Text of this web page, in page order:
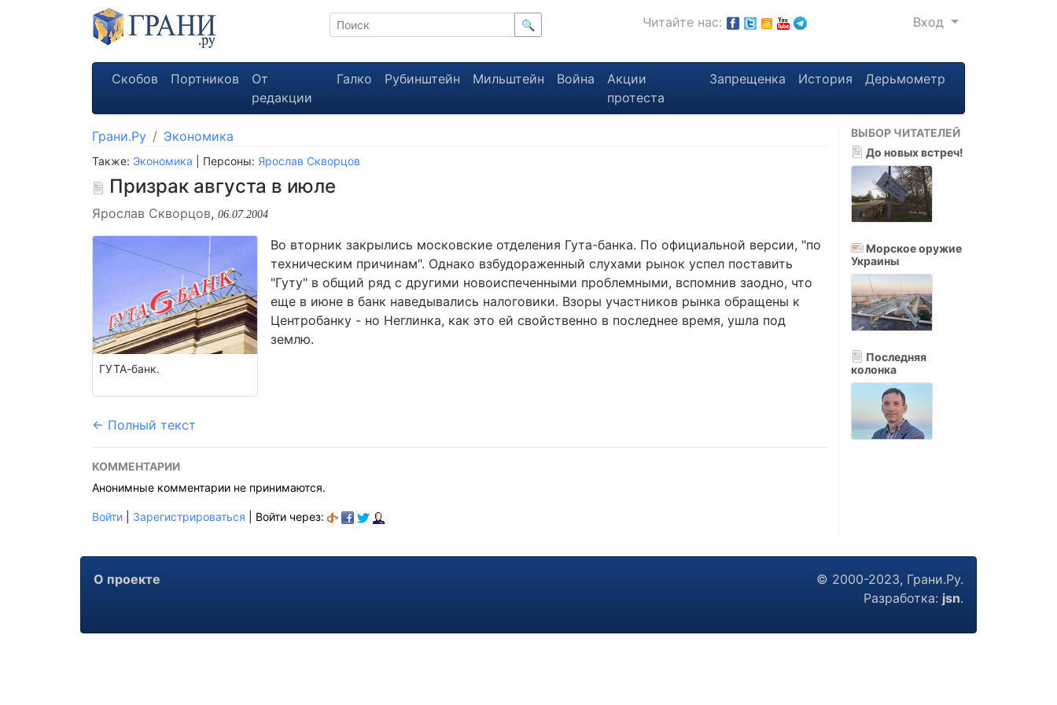
🔍 Читайте нас: Вход
Скобов Портников
От
редакции
Галко Рубинштейн Мильштейн Война
Акции
протеста
Запрещенка История Дерьмометр
Грани.Ру Экономика
Также: Экономика | Персоны: Ярослав Скворцов
Призрак августа в июле
Ярослав Скворцов, 06.07.2004
ГУТА-банк.
Во вторник закрылись московские отделения Гута-банка. По официальной версии, "по
техническим причинам". Однако взбудораженный слухами рынок успел поставить
"Гуту" в общий ряд с другими новоиспеченными проблемными, вспомнив заодно, что
еще в июне в банк наведывались налоговики. Взоры участников рынка обращены к
Центробанку - но Неглинка, как это ей свойственно в последнее время, ушла под
землю.
← Полный текст
КОММЕНТАРИИ
Анонимные комментарии не принимаются.
Войти Зарегистрироваться | Войти через:
ВЫБОР ЧИТАТЕЛЕЙ
До новых встреч!
Морское оружие
Украины
Последняя
колонка
О проекте
© 2000-2023, Грани.Ру.
Разработка: jsn.